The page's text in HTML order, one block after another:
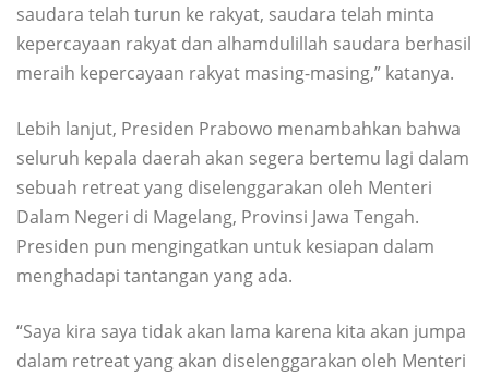
saudara telah turun ke rakyat, saudara telah minta
kepercayaan rakyat dan alhamdulillah saudara berhasil
meraih kepercayaan rakyat masing-masing,” katanya.
Lebih lanjut, Presiden Prabowo menambahkan bahwa
seluruh kepala daerah akan segera bertemu lagi dalam
sebuah retreat yang diselenggarakan oleh Menteri
Dalam Negeri di Magelang, Provinsi Jawa Tengah.
Presiden pun mengingatkan untuk kesiapan dalam
menghadapi tantangan yang ada.
“Saya kira saya tidak akan lama karena kita akan jumpa
dalam retreat yang akan diselenggarakan oleh Menteri